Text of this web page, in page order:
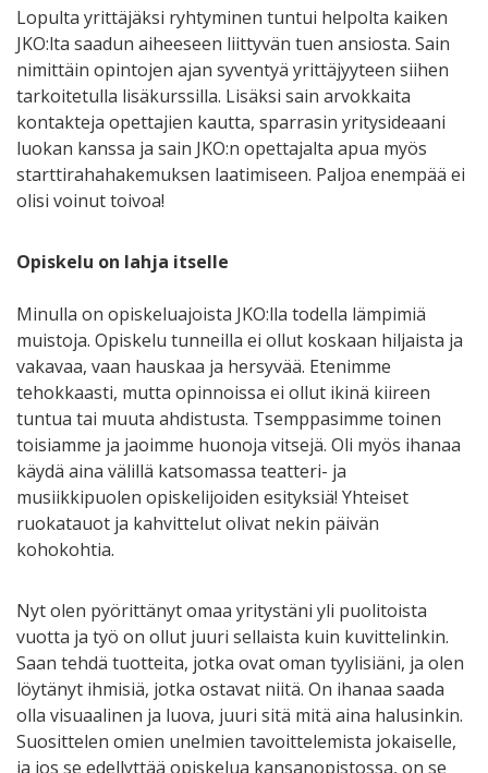
Lopulta yrittäjäksi ryhtyminen tuntui helpolta kaiken
JKO:lta saadun aiheeseen liittyvän tuen ansiosta. Sain
nimittäin opintojen ajan syventyä yrittäjyyteen siihen
tarkoitetulla lisäkurssilla. Lisäksi sain arvokkaita
kontakteja opettajien kautta, sparrasin yritysideaani
luokan kanssa ja sain JKO:n opettajalta apua myös
starttirahahakemuksen laatimiseen. Paljoa enempää ei
olisi voinut toivoa!
Opiskelu on lahja itselle
Minulla on opiskeluajoista JKO:lla todella lämpimiä
muistoja. Opiskelu tunneilla ei ollut koskaan hiljaista ja
vakavaa, vaan hauskaa ja hersyvää. Etenimme
tehokkaasti, mutta opinnoissa ei ollut ikinä kiireen
tuntua tai muuta ahdistusta. Tsemppasimme toinen
toisiamme ja jaoimme huonoja vitsejä. Oli myös ihanaa
käydä aina välillä katsomassa teatteri- ja
musiikkipuolen opiskelijoiden esityksiä! Yhteiset
ruokatauot ja kahvittelut olivat nekin päivän
kohokohtia.
Nyt olen pyörittänyt omaa yritystäni yli puolitoista
vuotta ja työ on ollut juuri sellaista kuin kuvittelinkin.
Saan tehdä tuotteita, jotka ovat oman tyylisiäni, ja olen
löytänyt ihmisiä, jotka ostavat niitä. On ihanaa saada
olla visuaalinen ja luova, juuri sitä mitä aina halusinkin.
Suosittelen omien unelmien tavoittelemista jokaiselle,
ja jos se edellyttää opiskelua kansanopistossa, on se